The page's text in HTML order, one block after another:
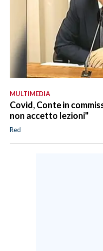
MULTIMEDIA
Covid, Conte in
non accetto lezioni"
Red